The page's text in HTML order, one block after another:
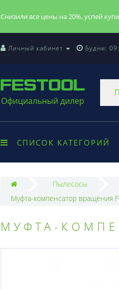
Снизили все цены на 20%, успей
Личный кабинет Будни:
Официальный дилер
СПИСОК КАТЕГОРИЙ
Пылесосы
Муфта-компенсатор вращения
МУФТА-